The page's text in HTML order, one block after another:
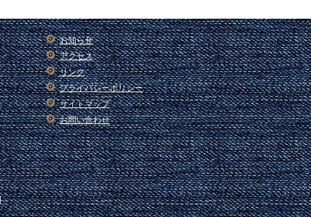
お知らせ
アクセス
リンク
プライバシーポリシー
サイトマップ
お問い合わせ